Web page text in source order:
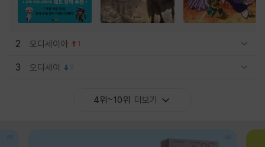
2 오디세이아 1
3 오디세이 2
4위~10위 더보기